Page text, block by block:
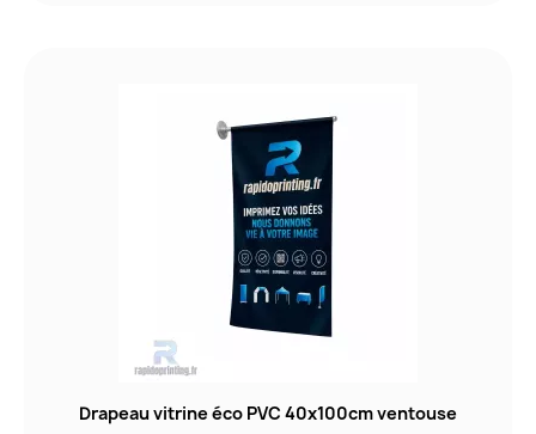
Drapeau vitrine éco PVC 40x100cm ventouse